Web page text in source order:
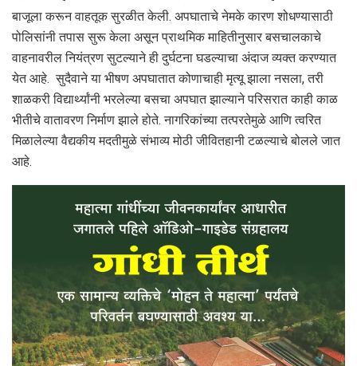
बाजूला करून वाहतूक सुरळीत केली. अपघाताचे नेमके कारण शोधण्यासाठी
पोलिसांनी तपास सुरू केला असून प्राथमिक माहितीनुसार बसचालकाचे
वाहनावरील नियंत्रण सुटल्याने ही दुर्घटना घडल्याचा अंदाज व्यक्त करण्यात
येत आहे. सुदैवाने या भीषण अपघातात कोणाचाही मृत्यू झाला नसला, तरी
शाळकरी विद्यार्थ्यांनी भरलेल्या बसचा अपघात झाल्याने परिसरात काही काळ
भीतीचे वातावरण निर्माण झाले होते. नागरिकांच्या तत्परतेमुळे आणि त्वरित
मिळालेल्या वैद्यकीय मदतीमुळे संभाव्य मोठी जीवितहानी टळल्याचे बोलले जात
आहे.